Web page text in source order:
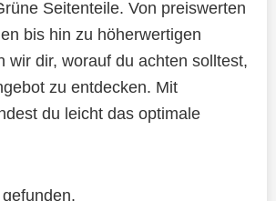
Seitenteile. Von preiswerten
bis hin zu höherwertigen
wir dir, worauf du achten solltest,
zu entdecken. Mit
du leicht das optimale